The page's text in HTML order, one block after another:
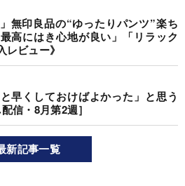
無印良品の“ゆったりパンツ”楽ち
高にはき心地が良い」「リラック
ビュー》
早くしておけばよかった」と思う
信・8月第2週］
新記事一覧